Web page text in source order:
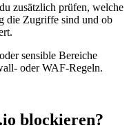
zusätzlich prüfen, welche
die Zugriffe sind und ob
sensible Bereiche
oder WAF-Regeln.
blockieren?